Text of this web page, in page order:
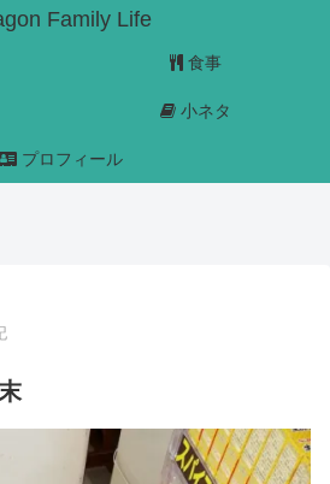
Family Life
食事
小ネタ
プロフィール